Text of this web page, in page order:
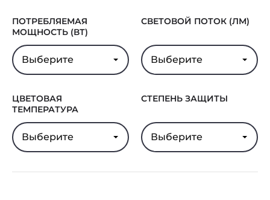
ПОТРЕБЛЯЕМАЯ
МОЩНОСТЬ (ВТ)
Выберите
СВЕТОВОЙ ПОТОК (ЛМ)
Выберите
ЦВЕТОВАЯ
ТЕМПЕРАТУРА
Выберите
СТЕПЕНЬ ЗАЩИТЫ
Выберите